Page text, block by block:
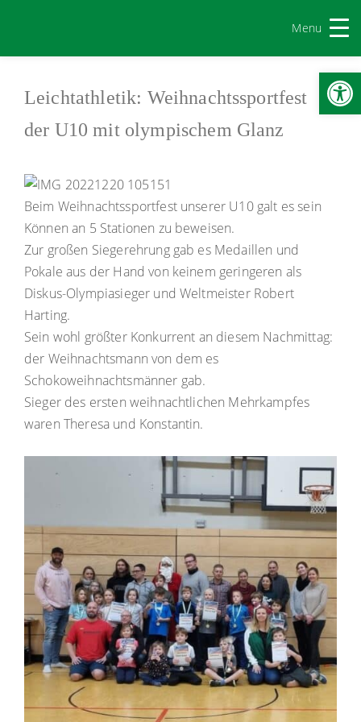
Menu
Leichtathletik: Weihnachtssportfest
der U10 mit olympischem Glanz
Beim Weihnachtssportfest unserer U10 galt es sein
Können an 5 Stationen zu beweisen.
Zur großen Siegerehrung gab es Medaillen und
Pokale aus der Hand von keinem geringeren als
Diskus-Olympiasieger und Weltmeister Robert
Harting.
Sein wohl größter Konkurrent an diesem Nachmittag:
der Weihnachtsmann von dem es
Schokoweihnachtsmänner gab.
Sieger des ersten weihnachtlichen Mehrkampfes
waren Theresa und Konstantin.